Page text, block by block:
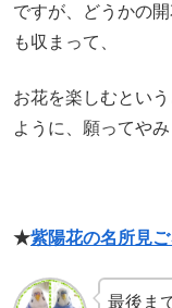
ですが、どうかの
も収まって、
お花を楽しむとい
ように、願ってやみ
★紫陽花の名所見
最後ま